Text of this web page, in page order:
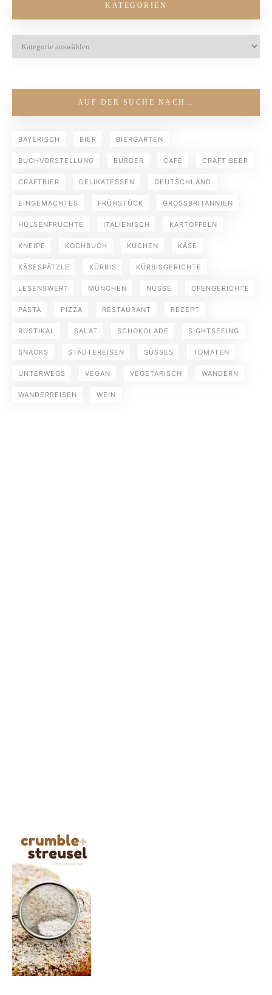
KATEGORIEN
AUF DER SUCHE NACH…
BAYERISCH BIER BIERGARTEN
BUCHVORSTELLUNG BURGER CAFE CRAFT BEER
CRAFTBIER DELIKATESSEN DEUTSCHLAND
EINGEMACHTES FRÜHSTÜCK GROSSBRITANNIEN
HÜLSENFRÜCHTE ITALIENISCH KARTOFFELN
KNEIPE KOCHBUCH KUCHEN KÄSE
KÄSESPÄTZLE KÜRBIS KÜRBISGERICHTE
LESENSWERT MÜNCHEN NÜSSE OFENGERICHTE
PASTA PIZZA RESTAURANT REZEPT
RUSTIKAL SALAT SCHOKOLADE SIGHTSEEING
SNACKS STÄDTEREISEN SÜSSES TOMATEN
UNTERWEGS VEGAN VEGETARISCH WANDERN
WANDERREISEN WEIN